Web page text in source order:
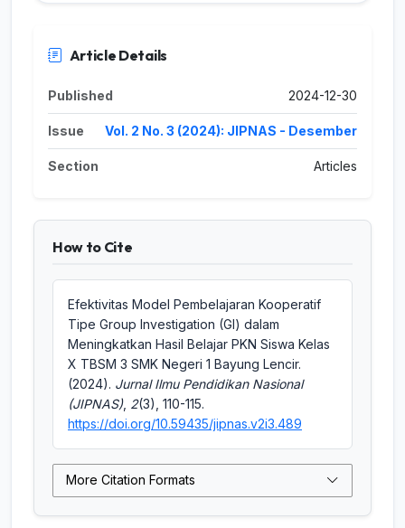
Article Details
Published 2024-12-30
Issue Vol. 2 No. 3 (2024): JIPNAS - Desember
Section Articles
How to Cite
Efektivitas Model Pembelajaran Kooperatif
Tipe Group Investigation (GI) dalam
Meningkatkan Hasil Belajar PKN Siswa Kelas
X TBSM 3 SMK Negeri 1 Bayung Lencir.
(2024). Jurnal Ilmu Pendidikan Nasional
(JIPNAS), 2(3), 110-115.
https://doi.org/10.59435/jipnas.v2i3.489
More Citation Formats